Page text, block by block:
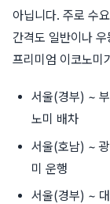
아닙니다. 주로 수
간격도 일반이나
프리미엄 이코노미
서울(경부) ~
노미 배차
서울(호남) ~
미 운행
서울(경부) ~